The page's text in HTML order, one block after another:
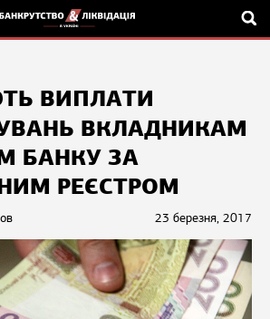
ВИПЛАТИ
ВКЛАДНИКАМ
БАНКУ ЗА
РЕЄСТРОМ
23 березня, 2017